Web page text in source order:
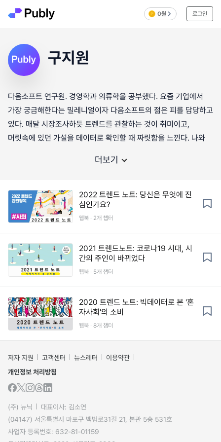
0원 로그인
구지원
다음소프트 연구원. 경영학과 의류학을 공부했다. 요즘 기업에서
가장 궁금해한다는 밀레니얼이자 다음소프트의 젊은 피를 담당하고
있다. 매달 시장조사하듯 트렌드를 관찰하는 것이 취미이고,
머릿속에 있던 가설을 데이터로 확인할 때 짜릿함을 느낀다. 나와
더보기
2022 트렌드 노트: 당신은 무엇에 진
심인가요?
웹북 · 2개 챕터
2021 트렌드노트: 코로나19 시대, 시
간의 주인이 바뀌었다
웹북 · 5개 챕터
2020 트렌드 노트: 빅데이터로 본 '혼
자사회'의 소비
웹북 · 8개 챕터
저자 지원 고객센터 뉴스레터
이용약관
개인정보 처리방침
(주) 뉴닉
대표이사: 김소연
(04147) 서울특별시 마포구 백범로31길 21, 본관 5층 531호
사업자 등록번호: 632-81-01159